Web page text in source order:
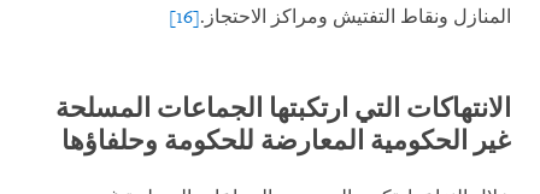
المنازل ونقاط التفتيش ومراكز الاحتجاز.[16]
الانتهاكات التي ارتكبتها الجماعات المسلحة
غير الحكومية المعارضة للحكومة وحلفاؤها